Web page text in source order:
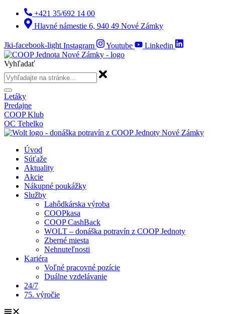
Preskočiť
obsah
+421 35/692 14 00
Hlavné námestie 6, 940 49 Nové Zámky
Jki-facebook-light Instagram Youtube Linkedin
Vyhľadať
Letáky
Predajne
COOP Klub
OC Tehelko
Úvod
Súťaže
Aktuality
Akcie
Nákupné poukážky
Služby
Lahôdkárska výroba
COOPkasa
COOP CashBack
WOLT – donáška potravín z COOP Jednoty
Zberné miesta
Nehnuteľnosti
Kariéra
Voľné pracovné pozície
Duálne vzdelávanie
24/7
75. výročie